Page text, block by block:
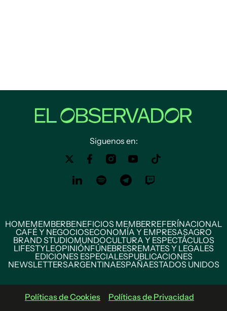
Siguenos en:
HOMEMEMBERBENEFICIOS MEMBERREFERÍNACIONAL
CAFÉ Y NEGOCIOSECONOMÍA Y EMPRESASAGRO
BRAND STUDIOMUNDOCULTURA Y ESPECTÁCULOS
LIFESTYLEOPINIÓNFÚNEBRESREMATES Y LEGALES
EDICIONES ESPECIALESPUBLICACIONES
NEWSLETTERSARGENTINAESPAÑAESTADOS UNIDOS
Políticas de Cookies
Políticas de Privacidad